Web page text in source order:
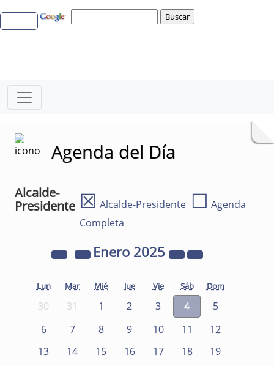
Agenda del Día
Alcalde-
Presidente ☒ Alcalde-Presidente ☐ Agenda
Completa
Enero 2025
Lun Mar Mié Jue Vie Sáb Dom
30 31 1 2 3 4
5
6
7 8 9 10 11
12
13
14 15 16 17 18
19